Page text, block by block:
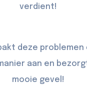
verdient!
deze problemen
aan en
mooie gevel!